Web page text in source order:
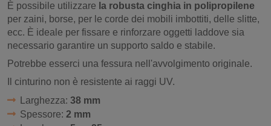
È possibile utilizzare la robusta cinghia in polipropilene
per zaini, borse, per le corde dei mobili imbottiti, delle slitte,
ecc. È ideale per fissare e rinforzare oggetti laddove sia
necessario garantire un supporto saldo e stabile.
Potrebbe esserci una fessura nell'avvolgimento originale.
Il cinturino non è resistente ai raggi UV.
Larghezza: 38 mm
Spessore: 2 mm